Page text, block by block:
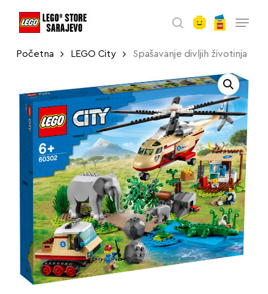
search
Početna LEGO City Spašavanje divljih životinja